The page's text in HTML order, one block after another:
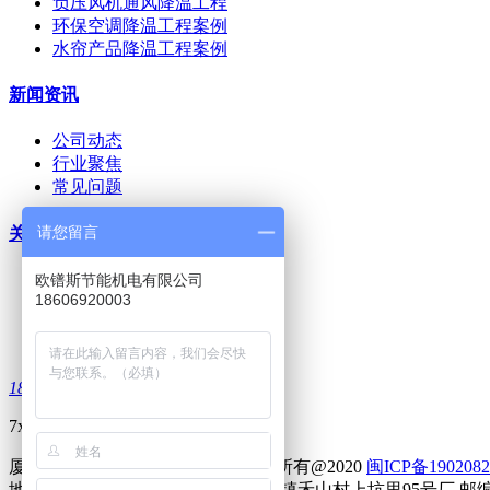
环保空调降温工程案例
水帘产品降温工程案例
新闻资讯
公司动态
行业聚焦
常见问题
关于我们
公司介绍
联系我们
服务支持
186-0692-0003
7x12h 在线咨询电话
厦门欧镨斯节能机电有限公司 版权所有@2020 闽ICP备
请您留言
欧镨斯节能机电有限公司
18606920003